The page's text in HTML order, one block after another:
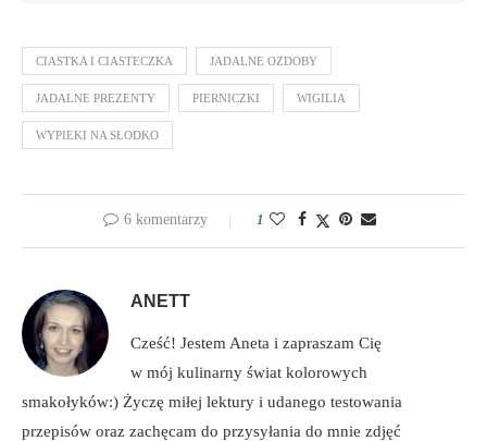
CIASTKA I CIASTECZKA JADALNE OZDOBY
JADALNE PREZENTY PIERNICZKI WIGILIA
WYPIEKI NA SŁODKO
6 komentarzy 1
ANETT
Cześć! Jestem Aneta i zapraszam Cię
w mój kulinarny świat kolorowych
smakołyków:) Życzę miłej lektury i udanego testowania
przepisów oraz zachęcam do przysyłania do mnie zdjęć